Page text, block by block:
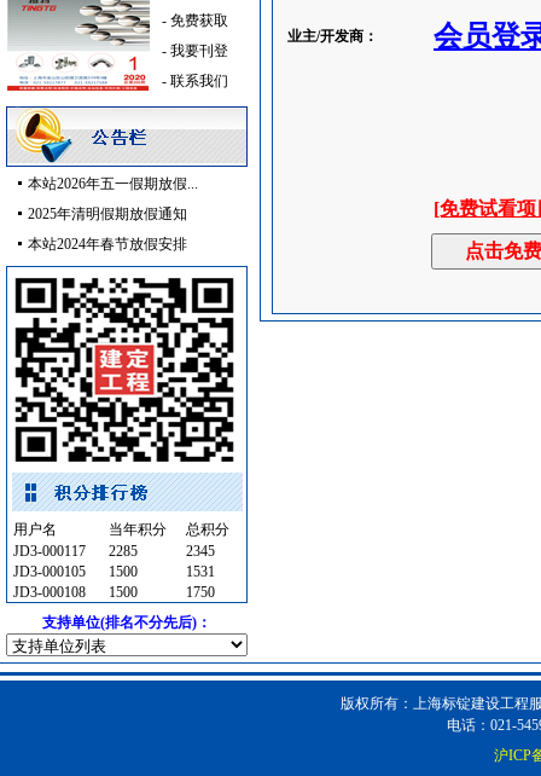
光源灯具 [采购中]
胡桃木 [采购中]
室内给排水
[采购中]
交通标识牌 [采购中]
变配电
[采购中]
给排水阀门 [采购中]
变频给水设备 [采购中]
室内装修 [采购中]
筒灯 [采购中]
水泵 [采购中]
供水设备 [采购中]
及各种防火器材 [采购中]
消防稳压泵 [采购中]
仪器仪表 [采购中]
内外墙装饰材料 [采购中]
仪器仪表
[采购中]
防静电地板 [采购中]
矿粉 [采购中]
低压电器 [采购中]
门窗玻璃 [采购中]
- 免费获取
- 我要刊登
- 联系我们
本站2026年五一假期放假...
2025年清明假期放假通知
本站2024年春节放假安排
用户名 当年积分
总积分
JD3-000117
2285
2345
JD3-000105
1500
1531
JD3-000108
1500
1750
支持单位(排名不分先后)：
业主/开发商： 会员登
[免费试看项
版权所有：上海标锭建设工程
电话：021-
沪ICP